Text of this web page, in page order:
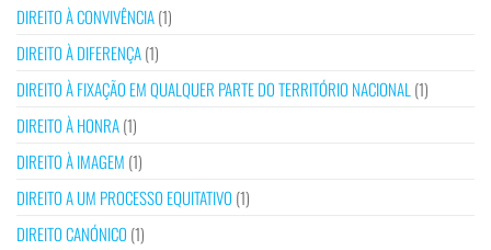
DIREITO À CONVIVÊNCIA(1)
DIREITO À DIFERENÇA(1)
DIREITO À FIXAÇÃO EM QUALQUER PARTE DO TERRITÓRIO NACIONAL (1)
DIREITO À HONRA(1)
DIREITO À IMAGEM (1)
DIREITO A UM PROCESSO EQUITATIVO (1)
DIREITO CANÓNICO (1)